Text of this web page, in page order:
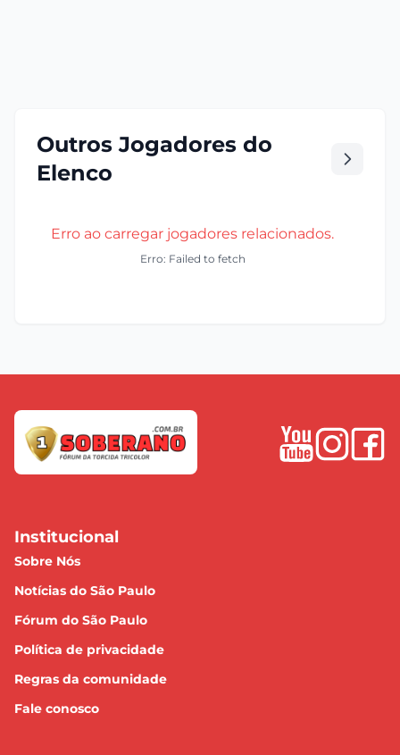
Outros Jogadores do
Elenco
Erro ao carregar jogadores relacionados.
Erro: Failed to fetch
Institucional
Sobre Nós
Notícias do São Paulo
Fórum do São Paulo
Política de privacidade
Regras da comunidade
Fale conosco